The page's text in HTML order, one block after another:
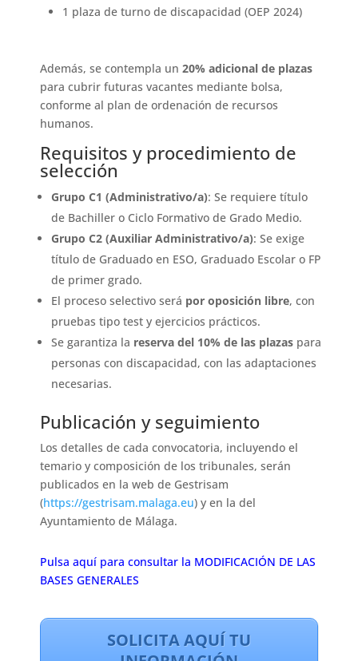
1 plaza de turno de discapacidad (OEP 2024)
Además, se contempla un20% adicional de plazas
para cubrir futuras vacantes mediante bolsa,
conforme al plan de ordenación de recursos
humanos.
Requisitos y procedimiento de
selección
Grupo C1 (Administrativo/a): Se requiere título
de Bachiller o Ciclo Formativo de Grado Medio.
Grupo C2 (Auxiliar Administrativo/a): Se exige
título de Graduado en ESO, Graduado Escolar o FP
de primer grado.
El proceso selectivo será por oposición libre, con
pruebas tipo test y ejercicios prácticos.
Se garantiza la reserva del 10% de las plazas para
personas con discapacidad, con las adaptaciones
necesarias.
Publicación y seguimiento
Los detalles de cada convocatoria, incluyendo el
temario y composición de los tribunales, serán
publicados en la web de Gestrisam
(https://gestrisam.malaga.eu) y en la del
Ayuntamiento de Málaga.
Pulsa aquí para consultar la MODIFICACIÓN DE LAS
BASES GENERALES
SOLICITA AQUÍ TU